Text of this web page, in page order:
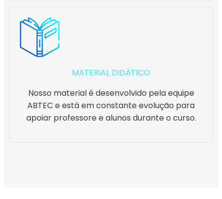
MATERIAL DIDÁTICO
Nosso material é desenvolvido pela equipe
ABTEC e está em constante evolução para
apoiar professore e alunos durante o curso.